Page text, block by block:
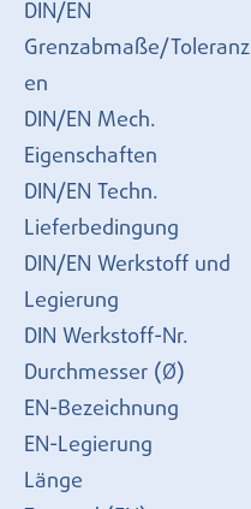
DIN/EN
Grenzabmaße/Toleranz
en
DIN/EN Mech.
Eigenschaften
DIN/EN Techn.
Lieferbedingung
DIN/EN Werkstoff und
Legierung
DIN Werkstoff-Nr.
Durchmesser (Ø)
EN-Bezeichnung
EN-Legierung
Länge